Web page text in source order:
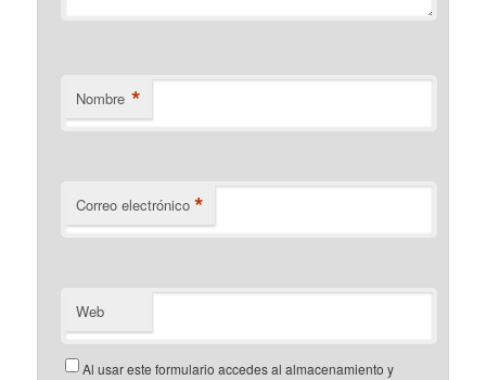
Nombre *
Correo electrónico *
Web
Al usar este formulario accedes al almacenamiento y